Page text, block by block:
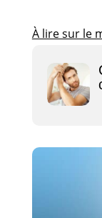
À lire sur le